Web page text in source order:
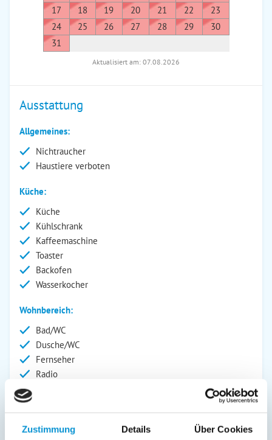
Zustimmung Details Über Cookies
17
18 19 20 21 22
23
24
25 26 27 28 29
30
31
Aktualisiert am: 07.08.2026
Ausstattung
Allgemeines:
Nichtraucher
Haustiere verboten
Küche:
Küche
Kühlschrank
Kaffeemaschine
Toaster
Backofen
Wasserkocher
Wohnbereich:
Bad/WC
Dusche/WC
Fernseher
Radio
Außenanlage: